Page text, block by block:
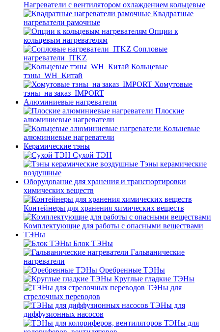
Нагреватели с вентилятором охлаждением кольцевые
Квадратные
нагреватели рамочные
Опции к
кольцевым нагревателям
Cопловые
нагреватели_ITKZ
Кольцевые
тэны_WH_Китай
Хомутовые
тэны_на заказ_IMPORT
Алюминиевые нагреватели
Плоские
алюминиевые нагреватели
Кольцевые
алюминиевые нагреватели
Керамические тэны
Сухой ТЭН
Тэны керамические
воздушные
Оборудование для хранения и транспортировки
химических веществ
Контейнеры для хранения химических веществ
Комплектующие для работы с опасными веществами
ТЭНы
Блок ТЭНы
Гальванические
нагреватели
Оребренные ТЭНы
Круглые гладкие ТЭНы
ТЭНы для
стрелочных переводов
ТЭНы для
диффузионных насосов
ТЭНы для